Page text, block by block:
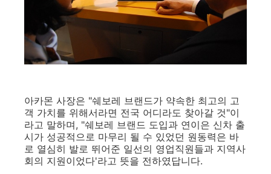
아카몬 사장은 "쉐보레 브랜드가 약속한 최고의 고
객 가치를 위해서라면 전국 어디라도 찾아갈 것"이
라고 말하며, "쉐보레 브랜드 도입과 연이은 신차 출
시가 성공적으로 마무리 될 수 있었던 원동력은 바
로 열심히 발로 뛰어준 일선의 영업직원들과 지역사
회의 지원이었다'라고 뜻을 전하였답니다.